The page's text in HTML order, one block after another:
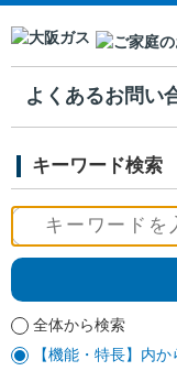
よくあるお問い
キーワード検索
全体から検索
【機能・特長】内